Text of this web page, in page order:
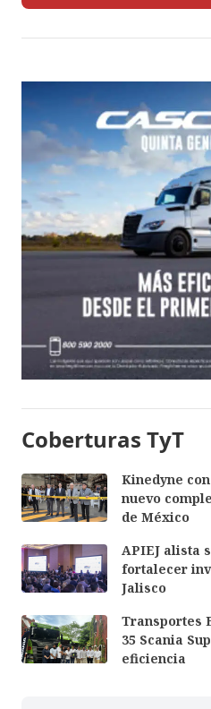
Coberturas TyT
Kinedyne
nuevo
de México
APIEJ alista
fortalecer
Jalisco
Transportes
35 Scania
eficiencia